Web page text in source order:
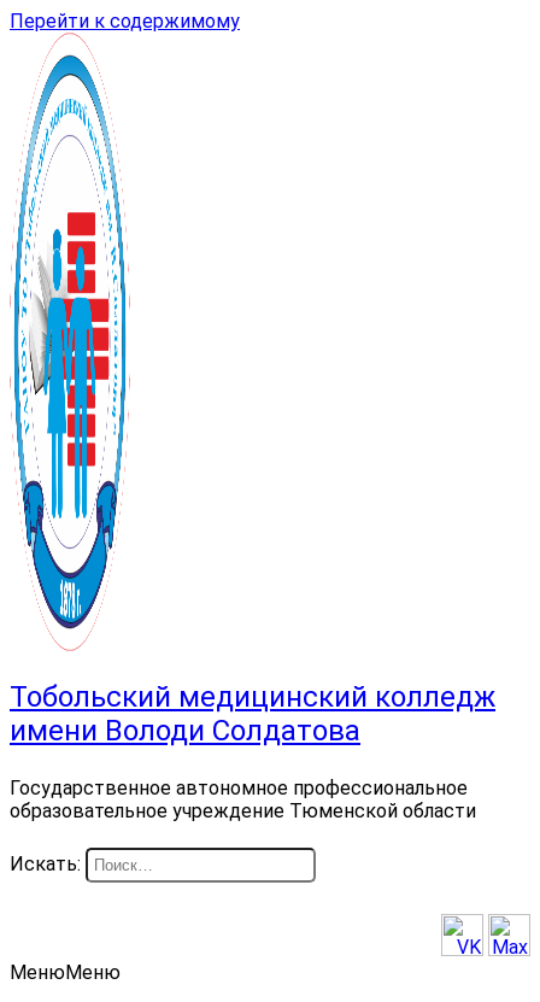
Перейти к содержимому
Тобольский медицинский колледж
имени Володи Солдатова
Государственное автономное профессиональное
образовательное учреждение Тюменской области
Искать:
МенюМеню